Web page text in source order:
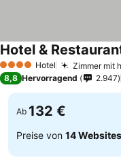
4 Sterne Hotel Zimmer mit
Hotel &
8,8 Hervorragend 2.947
Ab 132 €
Preise von 14 Websites